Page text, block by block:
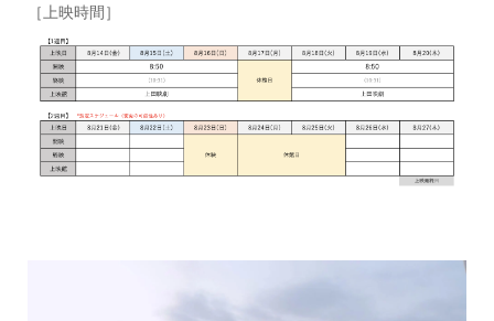
［上映時間］